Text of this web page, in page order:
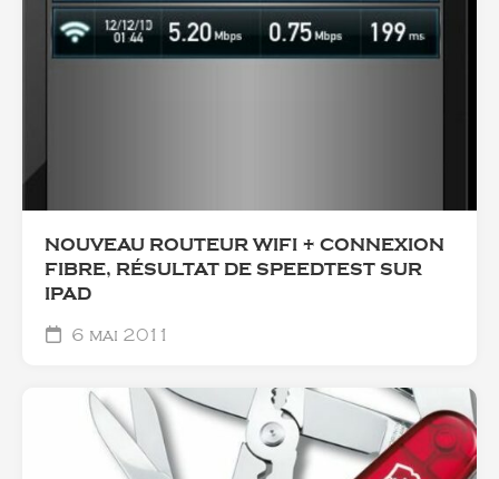
NOUVEAU ROUTEUR WIFI + CONNEXION
FIBRE, RÉSULTAT DE SPEEDTEST SUR
IPAD
6 mai 2011